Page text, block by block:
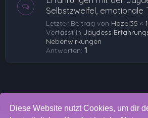
Diese Website nutzt Cookies, um dir
Selbstzweifel, emotionale
Letzter Beitrag von Hazel35 «
Verfasst in Jaydess
Nebenwirkungen
Antworten: 1